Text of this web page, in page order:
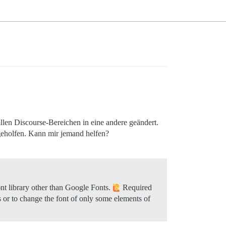
Discourse-Bereichen in eine andere geändert.
Kann mir jemand helfen?
library other than Google Fonts.
Required
to change the font of only some elements of